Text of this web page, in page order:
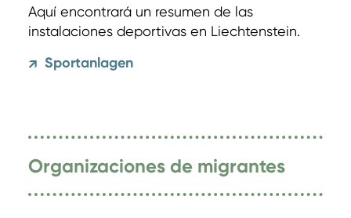
Aquí encontrará un resumen de las
instalaciones deportivas en Liechtenstein.
↗ Sportanlagen
Organizaciones de migrantes